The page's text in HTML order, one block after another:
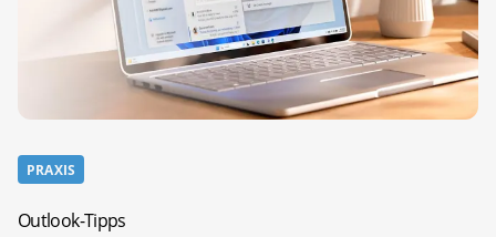
PRAXIS
Outlook-Tipps